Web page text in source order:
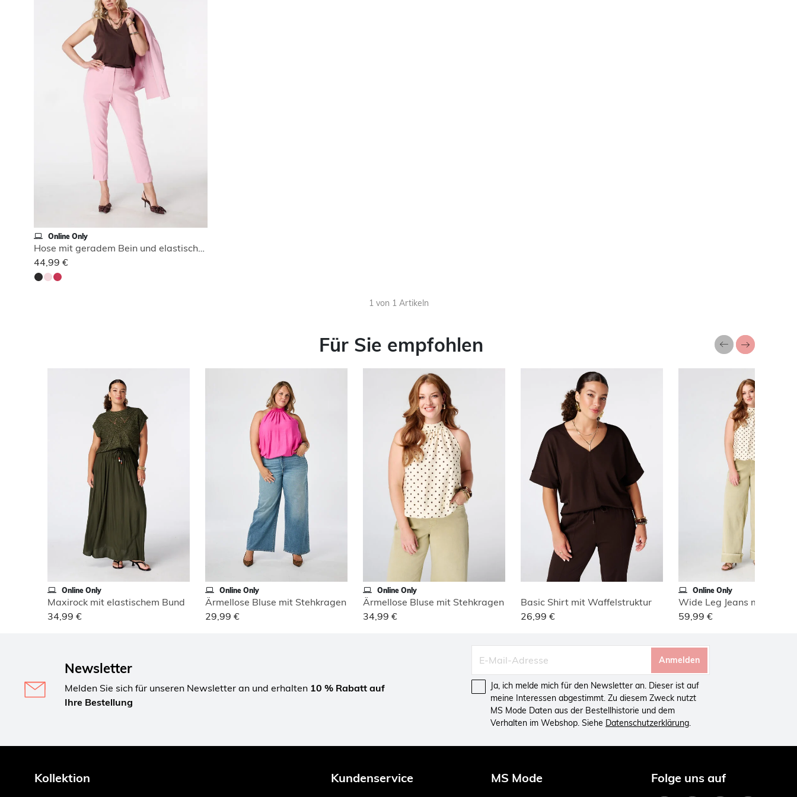
Online Only
Hose mit geradem Bein und elastischem Bund
44,99 €
1 von 1 Artikeln
Für Sie empfohlen
Online Only
Maxirock mit elastischem Bund
34,99 €
Online Only
Ärmellose Bluse mit Stehkragen
29,99 €
Online Only
Ärmellose Bluse mit Stehkragen
34,99 €
Basic Shirt mit Waffelstruktur
26,99 €
Online Only
59,99 €
Newsletter
Melden Sie sich für unseren Newsletter an und erhalten 10 % Rabatt auf
Ihre Bestellung
Anmelden
Ja, ich melde mich für den Newsletter an. Dieser ist auf
meine Interessen abgestimmt. Zu diesem Zweck nutzt
MS Mode Daten aus der Bestellhistorie und dem
Verhalten im Webshop. Siehe Datenschutzerklärung.
Kollektion Kundenservice MS Mode Folge uns auf